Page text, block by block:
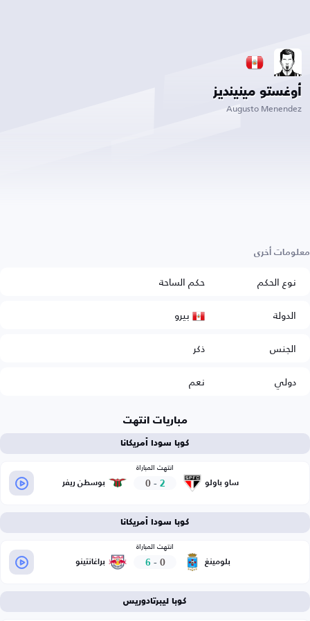
أوغستو مينينديز
Augusto Menendez
معلومات أخرى
نوع الحكم
حكم الساحة
الدولة
بيرو
الجنس
ذكر
دولي
نعم
مباريات انتهت
كوبا سودا أمريكانا
ساو باولو
انتهت المباراة
2
-
0 بوسطن ريفر
كوبا سودا أمريكانا
بلومينغ
انتهت المباراة
0
-
6 براغانتينو
كوبا ليبرتادوريس